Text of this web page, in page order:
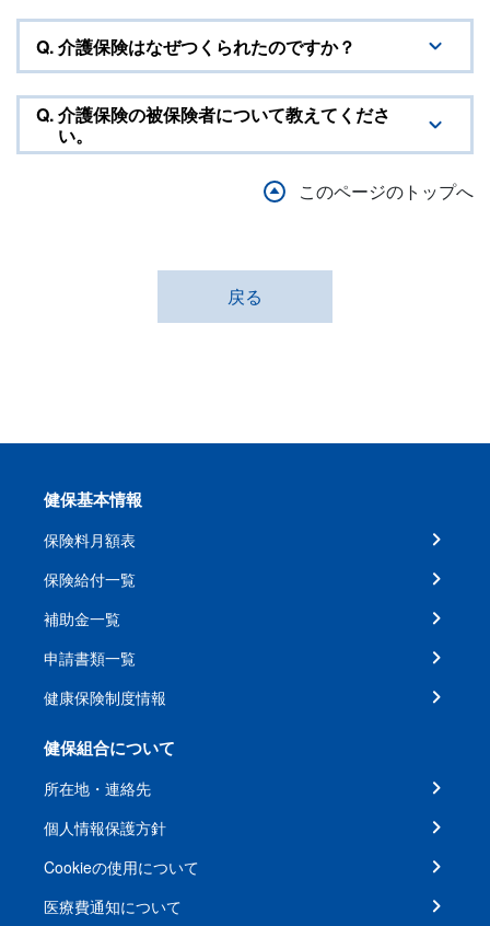
Q.介護保険はなぜつくられたのですか？
Q.介護保険の被保険者について教えてくださ
い。
このページのトップへ
戻る
健保基本情報
保険料月額表
保険給付一覧
補助金一覧
申請書類一覧
健康保険制度情報
健保組合について
所在地・連絡先
個人情報保護方針
Cookieの使用について
医療費通知について